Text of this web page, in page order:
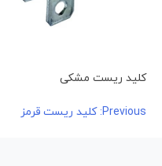
کلید ریست مشکی
راهبری
Previous: کلید ریست قرمز